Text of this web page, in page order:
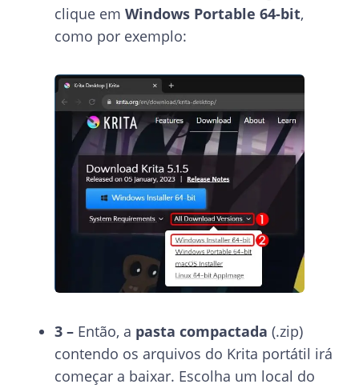
clique em Windows Portable 64-bit,
como por exemplo:
3 – Então, a pasta compactada (.zip)
contendo os arquivos do Krita portátil irá
começar a baixar. Escolha um local do